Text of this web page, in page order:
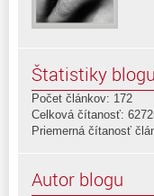
Štatistiky blogu
Počet článkov: 172
Celková čítanosť:
Priemerná čítanosť
Autor blogu